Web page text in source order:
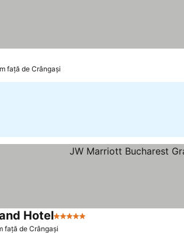
faţă de Crângaşi
Hotel5 Stele
faţă de Crângaşi